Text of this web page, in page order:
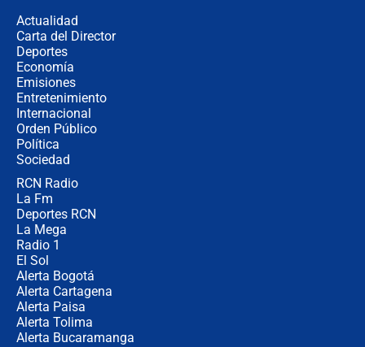
Actualidad
Carta del Director
Deportes
Economía
Emisiones
Entretenimiento
Internacional
Orden Público
Política
Sociedad
RCN Radio
La Fm
Deportes RCN
La Mega
Radio 1
El Sol
Alerta Bogotá
Alerta Cartagena
Alerta Paisa
Alerta Tolima
Alerta Bucaramanga